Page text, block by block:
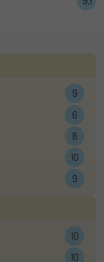
9
6
8
10
9
10
10